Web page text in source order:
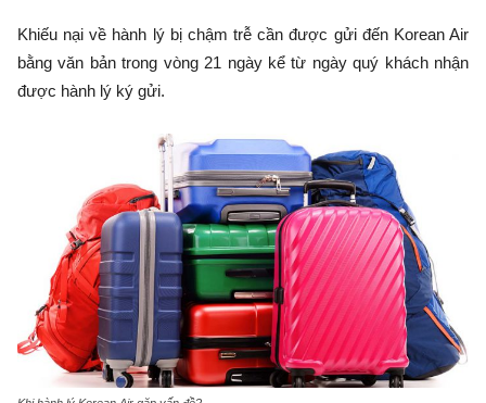
Khiếu nại về hành lý bị chậm trễ cần được gửi đến Korean Air
bằng văn bản trong vòng 21 ngày kể từ ngày quý khách nhận
được hành lý ký gửi.